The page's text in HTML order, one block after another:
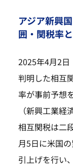
アジア新興
囲・関税率
2025年4月2日
判明した相互
率が事前予想
（新興工業経
相互関税は二
月5日に米国
引上げを行い